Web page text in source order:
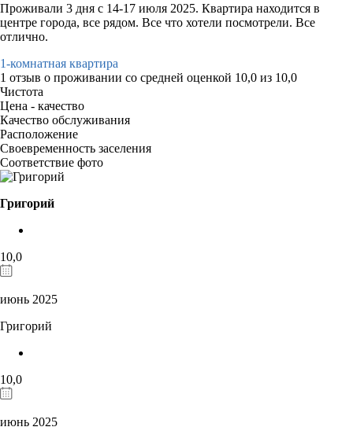
Проживали 3 дня с 14-17 июля 2025. Квартира находится в
центре города, все рядом. Все что хотели посмотрели. Все
отлично.
1-комнатная квартира
1 отзыв о проживании со средней оценкой 10,0 из 10,0
Чистота
Цена - качество
Качество обслуживания
Расположение
Своевременность заселения
Соответствие фото
Григорий
10,0
июнь 2025
Григорий
10,0
июнь 2025